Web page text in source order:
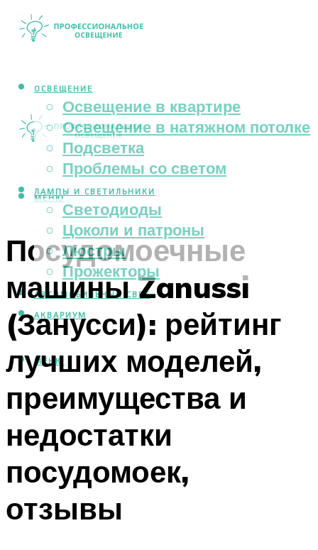
ОСВЕЩЕНИЕ
Освещение в квартире
Освещение в натяжном потолке
Подсветка
Проблемы со светом
ЛАМПЫ И СВЕТИЛЬНИКИ
Светодиоды
Цоколи и патроны
Люстры
Прожекторы
АВТОМОБИЛЬНЫЙ СВЕТ
АКВАРИУМ
МЕНЮ
МЕНЮ
Посудомоечные
машины Zanussi
(Занусси): рейтинг
лучших моделей,
преимущества и
недостатки
посудомоек,
отзывы